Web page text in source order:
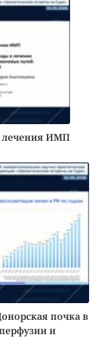
лечения ИМП
почка в
и